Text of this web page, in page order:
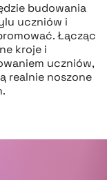
budowania
uczniów i
Łącząc
kroje i
uczniów,
realnie noszone